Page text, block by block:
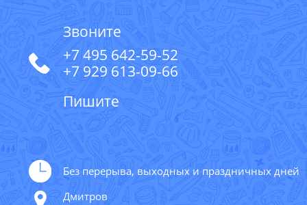
Звоните
+7 495 642-59-52
+7 929 613-09-66
Пишите
Без перерыва, выходных и праздничных дней
Дмитров